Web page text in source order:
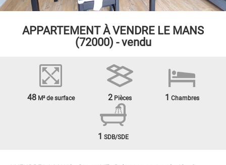
APPARTEMENT À VENDRE LE MANS
(72000) - vendu
48M² de surface 2Pièces 1 Chambres
1 SDB/SDE